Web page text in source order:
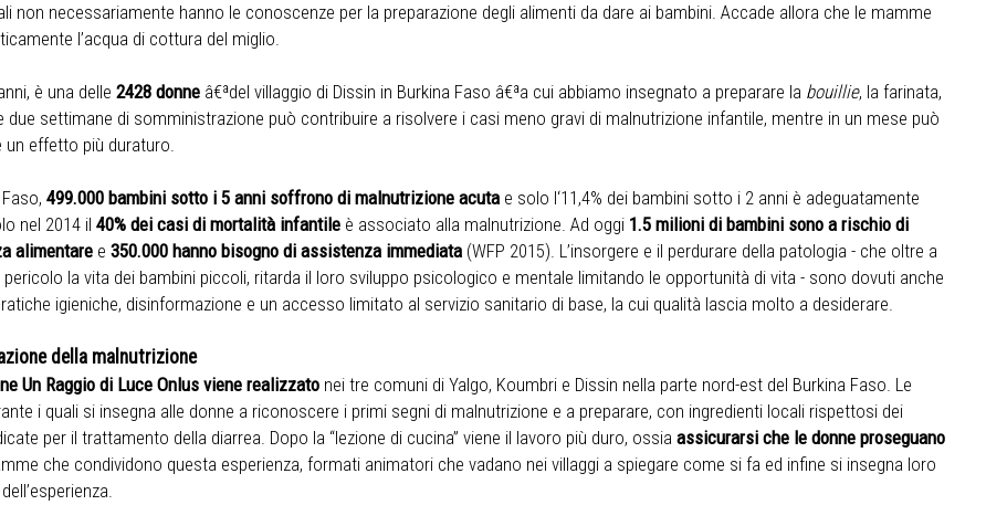
non necessariamente hanno le conoscenze per la preparazione degli alimenti da dare ai bambini. Accade allora che le mamme
l’acqua di cottura del miglio.
è una delle 2428 donneâ€ªdel villaggio di Dissin in Burkina Faso â€ªa cui abbiamo insegnato a preparare la bouillie, la farinata,
due settimane di somministrazione può contribuire a risolvere i casi meno gravi di malnutrizione infantile, mentre in un mese può
un effetto più duraturo.
499.000 bambini sotto i 5 anni soffrono di malnutrizione acutae solo l‘11,4% dei bambini sotto i 2 anni è adeguatamente
nel 2014 il 40% dei casi di mortalità infantile è associato alla malnutrizione. Ad oggi 1.5 milioni di bambini sono a rischio di
alimentaree 350.000 hanno bisogno di assistenza immediata(WFP 2015). L’insorgere e il perdurare della patologia - che oltre a
la vita dei bambini piccoli, ritarda il loro sviluppo psicologico e mentale limitando le opportunità di vita - sono dovuti anche
igieniche, disinformazione e un accesso limitato al servizio sanitario di base, la cui qualità lascia molto a desiderare.
della malnutrizione
Un Raggio di Luce Onlus viene realizzato nei tre comuni di Yalgo, Koumbri e Dissin nella parte nord-est del Burkina Faso. Le
i quali si insegna alle donne a riconoscere i primi segni di malnutrizione e a preparare, con ingredienti locali rispettosi dei
per il trattamento della diarrea. Dopo la “lezione di cucina” viene il lavoro più duro, ossia assicurarsi che le donne proseguano
che condividono questa esperienza, formati animatori che vadano nei villaggi a spiegare come si fa ed infine si insegna loro